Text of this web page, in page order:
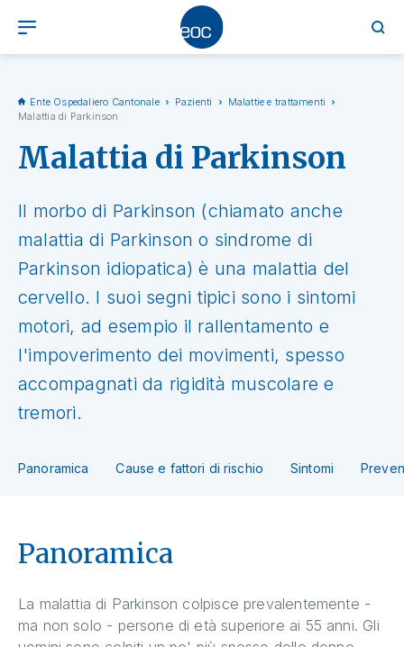
Ente Ospedaliero Cantonale Pazienti
Malattie e trattamenti
Malattia di Parkinson
Malattia di Parkinson
Il morbo di Parkinson (chiamato anche
malattia di Parkinson o sindrome di
Parkinson idiopatica) è una malattia del
cervello. I suoi segni tipici sono i sintomi
motori, ad esempio il rallentamento e
l'impoverimento dei movimenti, spesso
accompagnati da rigidità muscolare e
tremori.
Panoramica Cause e fattori di rischio Sintomi
Panoramica
La malattia di Parkinson colpisce prevalentemente -
ma non solo - persone di età superiore ai 55 anni. Gli